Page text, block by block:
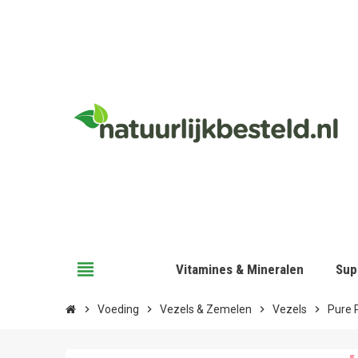
view_headline Vitamines & Mineralen
chevron_right Voeding chevron_right Vezels & Zemelen chevron_right Vezels chevron_right Pure